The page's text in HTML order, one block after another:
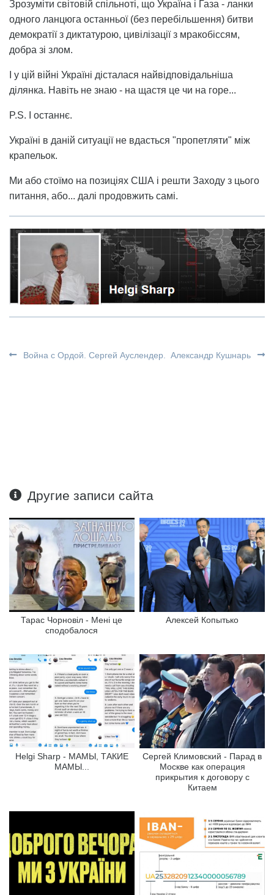
Зрозуміти світовій спільноті, що Україна і Газа - ланки
одного ланцюга останньої (без перебільшення) битви
демократії з диктатурою, цивілізації з мракобіссям,
добра зі злом.
І у цій війні Україні дісталася найвідповідальніша
ділянка. Навіть не знаю - на щастя це чи на горе...
P.S. І останнє.
Україні в даній ситуації не вдасться "пропетляти" між
крапельок.
Ми або стоїмо на позиціях США і решти Заходу з цього
питання, або... далі продовжить самі.
Война с Ордой. Сергей Ауслендер. Александр Кушнарь
Другие записи сайта
Тарас Чорновіл - Мені це
сподобалося
Алексей Копытько
Helgi Sharp - МАМЫ, ТАКИЕ
МАМЫ...
Сергей Климовский - Парад в
Москве как операция
прикрытия к договору с
Китаем